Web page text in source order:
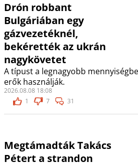
Drón robbant
Bulgáriában egy
gázvezetéknél,
bekérették az ukrán
nagykövetet
A típust a legnagyobb
erők használják.
2026.08.08 18:08
1
7 31
Megtámadták Takács
Pétert a strandon